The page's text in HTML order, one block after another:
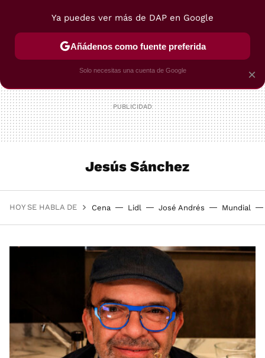
POSTRES VIAJES SELECCIÓN VEGUI
Jesús Sánchez
HOY SE HABLA DE Cena Lidl José Andrés Mundial
×
Ya puedes ver más de DAP en Google
Añádenos como fuente preferida
Solo necesitas una cuenta de Google